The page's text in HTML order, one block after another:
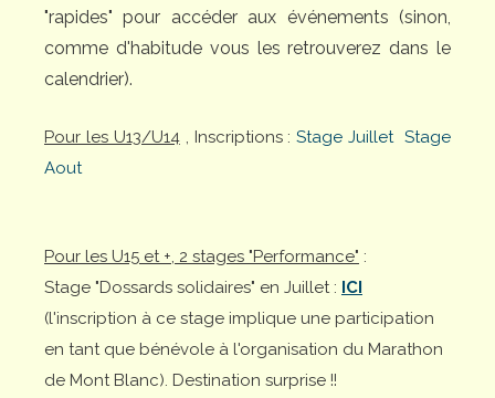
"rapides" pour accéder aux événements (sinon,
comme d'habitude vous les retrouverez dans le
calendrier).
Pour les U13/U14, Inscriptions :Stage Juillet Stage
Aout
Pour les U15 et +, 2 stages "Performance" :
Stage "Dossards solidaires" en Juillet : ICI
(l'inscription à ce stage implique une participation
en tant que bénévole à l'organisation du Marathon
de Mont Blanc). Destination surprise !!